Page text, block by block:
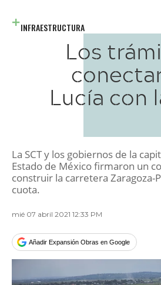
INFRAESTRUCTURA
Los
Lucía con
La SCT y los gobiernos de la
Estado de México firmaron un
construir la carretera Zaragoza-
cuota.
mié 07 abril 2021 12:33 PM
Añadir Expansión Obras en Google